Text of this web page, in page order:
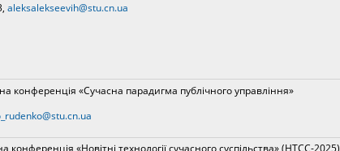
aleksalekseevih@stu.cn.ua
конференція «Сучасна парадигма публічного управління»
«Новітні технології сучасного суспільства» (НТСС-2025)